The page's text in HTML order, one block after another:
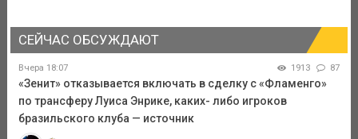
СЕЙЧАС ОБСУЖДАЮТ
Вчера 18:07 1913 87
«Зенит» отказывается включать в сделку с «Фламенго»
по трансферу Луиса Энрике, каких- либо игроков
бразильского клуба — источник